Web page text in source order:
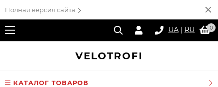
Полная версия сайта
UA | RU 0
VELOTROFI
КАТАЛОГ ТОВАРОВ